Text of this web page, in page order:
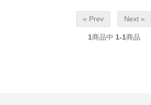
« Prev Next »
1商品中 1-1商品